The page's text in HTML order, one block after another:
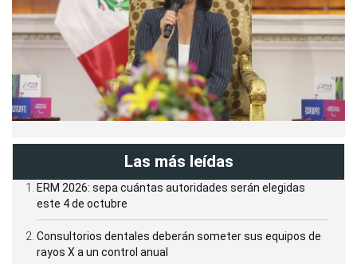
Las más leídas
ERM 2026: sepa cuántas autoridades serán elegidas
este 4 de octubre
Consultorios dentales deberán someter sus equipos de
rayos X a un control anual